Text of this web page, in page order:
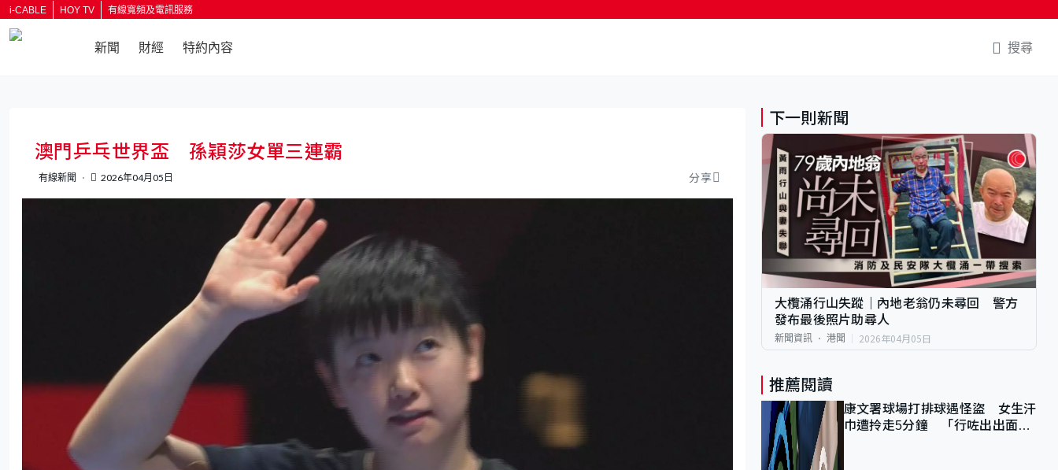
i-CABLE HOY TV 有線寬頻及電訊服務
新聞 財經 特約內容 搜尋
澳門乒乓世界盃 孫穎莎女單三連霸
有線新聞 2026年04月05日 分享
下一則新聞
大欖涌行山失蹤｜內地老翁仍未尋回 警方
發布最後照片助尋人
新聞資訊 港聞 2026年04月05日
推薦閱讀
康文署球場打排球遇怪盜 女生汗
巾遭拎走5分鐘 「行咗出出面唔